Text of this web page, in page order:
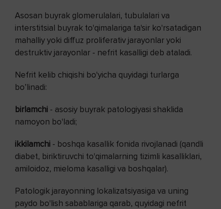
Asosan buyrak glomerulalari, tubulalari va
interstitsial buyrak to'qimalariga ta'sir ko'rsatadigan
mahalliy yoki diffuz proliferativ jarayonlar yoki
destruktiv jarayonlar - nefrit kasalligi deb ataladi.
Nefrit kelib chiqishi bo'yicha quyidagi turlarga
bo’linadi:
birlamchi - asosiy buyrak patologiyasi shaklida
namoyon bo'ladi;
ikkilamchi - boshqa kasallik fonida rivojlanadi (qandli
diabet, biriktiruvchi to'qimalarning tizimli kasalliklari,
amiloidoz, mieloma kasalligi va boshqalar).
Patologik jarayonning lokalizatsiyasiga va uning
paydo bo'lish sabablariga qarab, quyidagi nefrit